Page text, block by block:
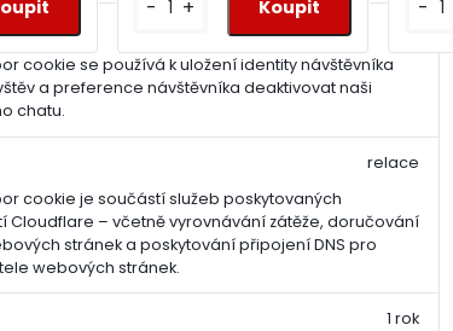
cookie se používá k uložení identity návštěvníka
a preference návštěvníka deaktivovat naši
chatu.
cookie je součástí služeb poskytovaných
Cloudflare – včetně vyrovnávání zátěže, doručování
stránek a poskytování připojení DNS pro
webových stránek.
relace
1 rok
- + -